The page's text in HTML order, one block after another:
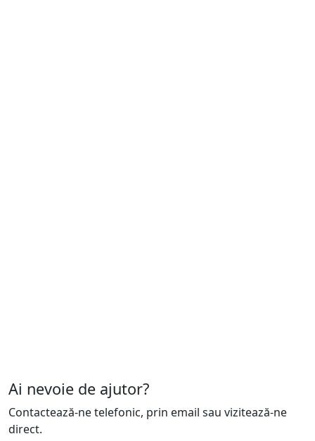
Ai nevoie de ajutor?
Contactează-ne telefonic, prin email sau vizitează-ne
direct.